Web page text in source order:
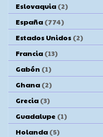
Eslovaquia (2)
España (774)
Estados Unidos (2)
Francia (13)
Gabón (1)
Ghana (2)
Grecia (3)
Guadalupe (1)
Holanda (5)